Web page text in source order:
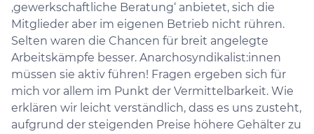
‚gewerkschaftliche Beratung‘ anbietet, sich die
Mitglieder aber im eigenen Betrieb nicht rühren.
Selten waren die Chancen für breit angelegte
Arbeitskämpfe besser. Anarchosyndikalist:innen
müssen sie aktiv führen! Fragen ergeben sich für
mich vor allem im Punkt der Vermittelbarkeit. Wie
erklären wir leicht verständlich, dass es uns zusteht,
aufgrund der steigenden Preise höhere Gehälter zu